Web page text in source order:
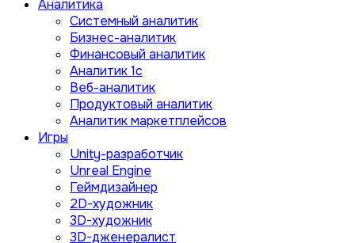
Аналитика
Системный аналитик
Бизнес-аналитик
Финансовый аналитик
Aналитик 1с
Веб-аналитик
Продуктовый аналитик
Аналитик маркетплейсов
Игры
Unity-разработчик
Unreal Engine
Геймдизайнер
2D-художник
3D-художник
3D-дженералист